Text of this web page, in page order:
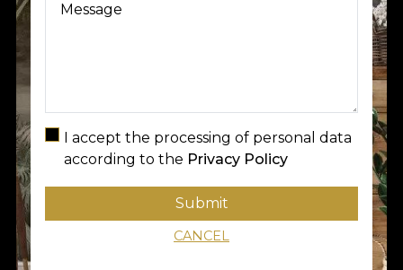
Message
I accept the processing of personal data
according to the Privacy Policy
Submit
CANCEL